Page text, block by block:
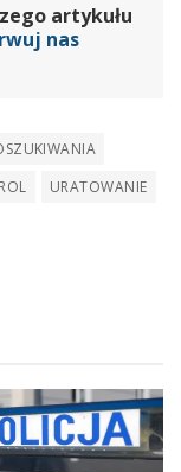
artykułu
nas
URATOWANIE